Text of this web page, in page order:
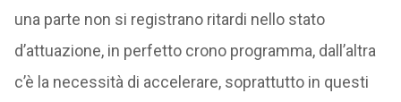
una parte non si registrano ritardi nello stato
d’attuazione, in perfetto crono programma, dall’altra
c’è la necessità di accelerare, soprattutto in questi